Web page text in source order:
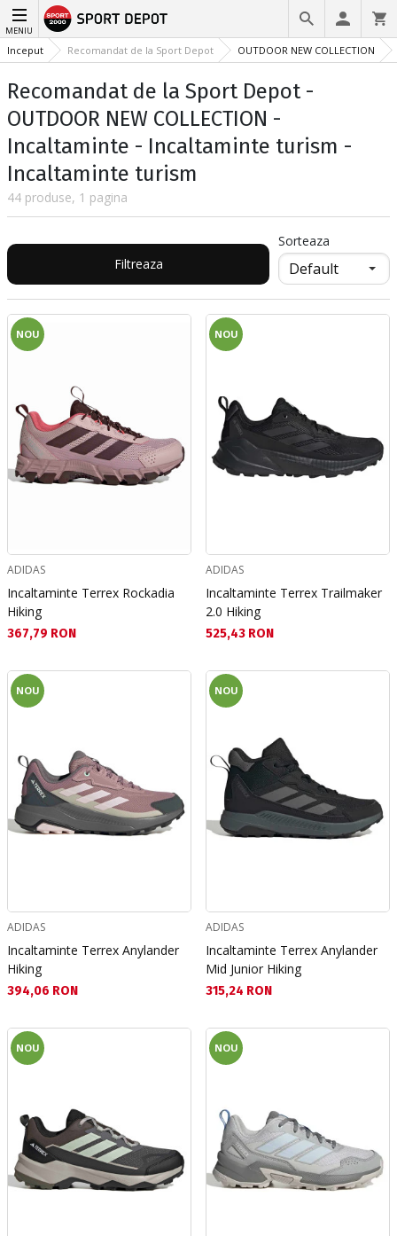
MENIU
Inceput Recomandat de la Sport Depot OUTDOOR NEW COLLECTION
Recomandat de la Sport Depot -
OUTDOOR NEW COLLECTION -
Incaltaminte - Incaltaminte turism -
Incaltaminte turism
44 produse, 1 pagina
Filtreaza
Sorteaza
NOU
ADIDAS
Incaltaminte Terrex Rockadia
Hiking
Текуща цена:
367,79 RON
NOU
ADIDAS
Incaltaminte Terrex Trailmaker
2.0 Hiking
Текуща цена:
525,43 RON
NOU
ADIDAS
Incaltaminte Terrex Anylander
Hiking
Текуща цена:
394,06 RON
NOU
ADIDAS
Incaltaminte Terrex Anylander
Mid Junior Hiking
Текуща цена:
315,24 RON
NOU NOU